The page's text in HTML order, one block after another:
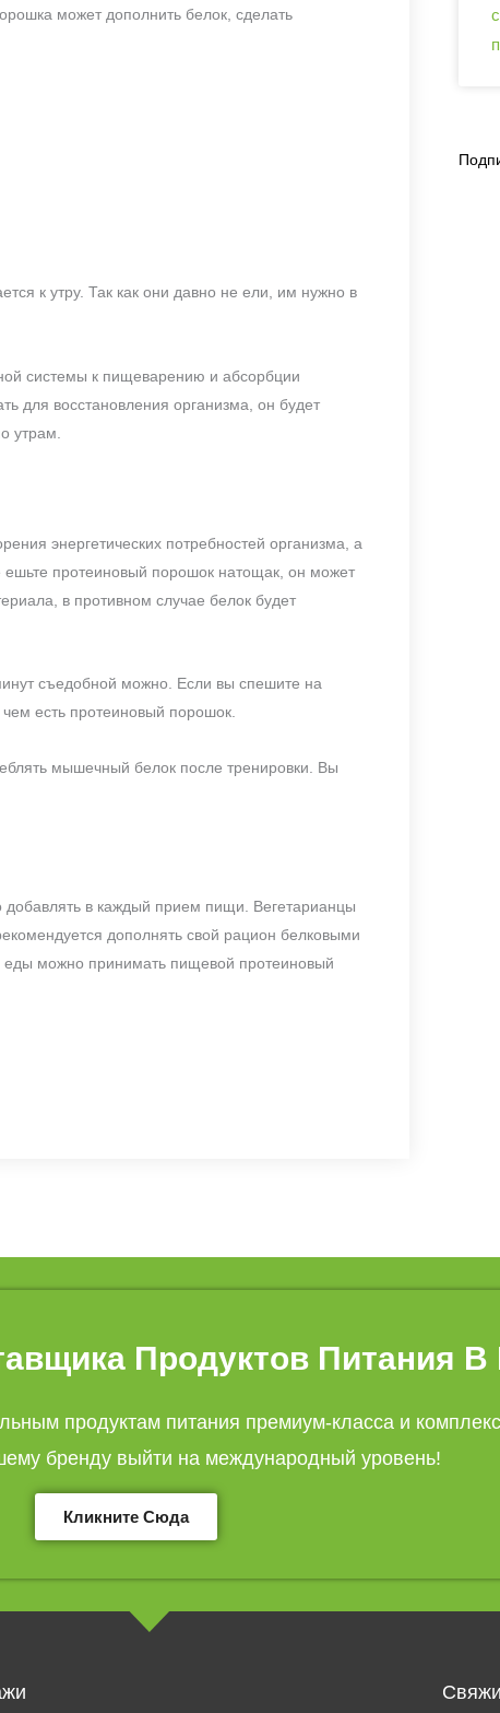
может дополнить белок, сделать
к утру. Так как они давно не ели, им нужно в
системы к пищеварению и абсорбции
для восстановления организма, он будет
утрам.
энергетических потребностей организма, а
ешьте протеиновый порошок натощак, он может
в противном случае белок будет
съедобной можно. Если вы спешите на
есть протеиновый порошок.
мышечный белок после тренировки. Вы
в каждый прием пищи. Вегетарианцы
дополнять свой рацион белковыми
можно принимать пищевой протеиновый
Продуктов Питания В
продуктам питания премиум-класса и
бренду выйти на международный уровень!
Кликните Сюда